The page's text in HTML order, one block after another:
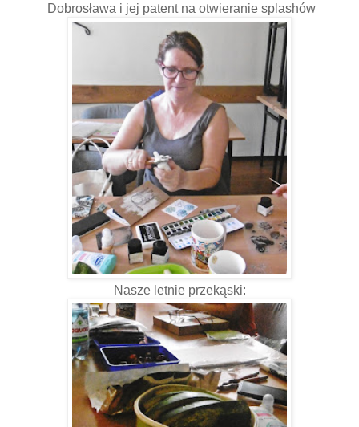
Dobrosława i jej patent na otwieranie splashów
Nasze letnie przekąski: